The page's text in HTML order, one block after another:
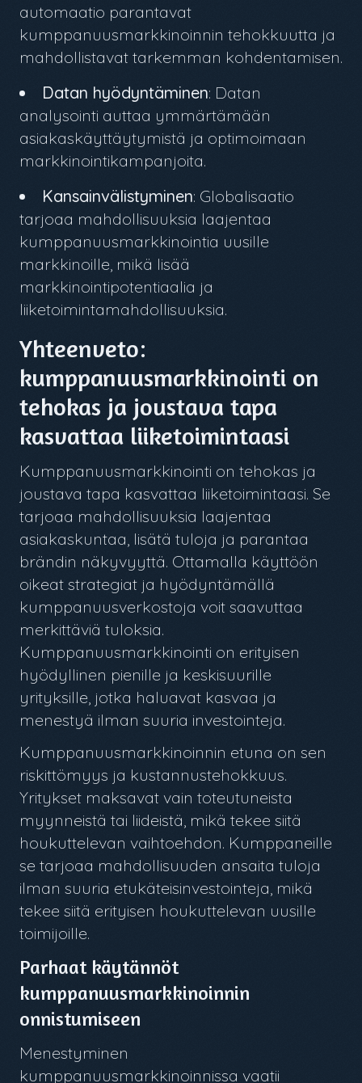
automaatio parantavat
kumppanuusmarkkinoinnin tehokkuutta ja
mahdollistavat tarkemman kohdentamisen.
Datan hyödyntäminen: Datan
analysointi auttaa ymmärtämään
asiakaskäyttäytymistä ja optimoimaan
markkinointikampanjoita.
Kansainvälistyminen: Globalisaatio
tarjoaa mahdollisuuksia laajentaa
kumppanuusmarkkinointia uusille
markkinoille, mikä lisää
markkinointipotentiaalia ja
liiketoimintamahdollisuuksia.
Yhteenveto:
kumppanuusmarkkinointi on
tehokas ja joustava tapa
kasvattaa liiketoimintaasi
Kumppanuusmarkkinointi on tehokas ja
joustava tapa kasvattaa liiketoimintaasi. Se
tarjoaa mahdollisuuksia laajentaa
asiakaskuntaa, lisätä tuloja ja parantaa
brändin näkyvyyttä. Ottamalla käyttöön
oikeat strategiat ja hyödyntämällä
kumppanuusverkostoja voit saavuttaa
merkittäviä tuloksia.
Kumppanuusmarkkinointi on erityisen
hyödyllinen pienille ja keskisuurille
yrityksille, jotka haluavat kasvaa ja
menestyä ilman suuria investointeja.
Kumppanuusmarkkinoinnin etuna on sen
riskittömyys ja kustannustehokkuus.
Yritykset maksavat vain toteutuneista
myynneistä tai liideistä, mikä tekee siitä
houkuttelevan vaihtoehdon. Kumppaneille
se tarjoaa mahdollisuuden ansaita tuloja
ilman suuria etukäteisinvestointeja, mikä
tekee siitä erityisen houkuttelevan uusille
toimijoille.
Parhaat käytännöt
kumppanuusmarkkinoinnin
onnistumiseen
Menestyminen
kumppanuusmarkkinoinnissa vaatii